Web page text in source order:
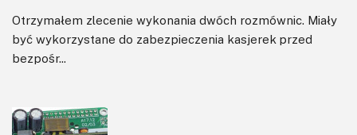
Otrzymałem zlecenie wykonania dwóch rozmównic. Miały
być wykorzystane do zabezpieczenia kasjerek przed
bezpośr...